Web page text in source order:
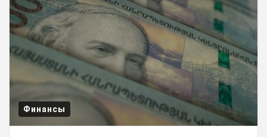
Финансы